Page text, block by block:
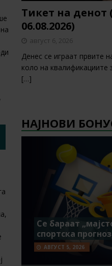
Тикет на денот
06.08.2026)
август 6, 2026
Денес се играат првите
коло на квалификациите
[…]
НАЈНОВИ
Се бараат
спортска
АВГУСТ 5, 2026